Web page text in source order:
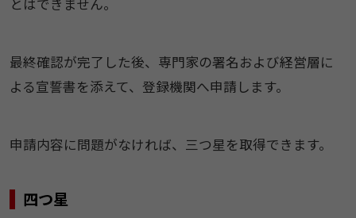
とはできません。
最終確認が完了した後、専門家の署名および経営層に
よる宣誓書を添えて、登録機関へ申請します。
申請内容に問題がなければ、三つ星を取得できます。
四つ星